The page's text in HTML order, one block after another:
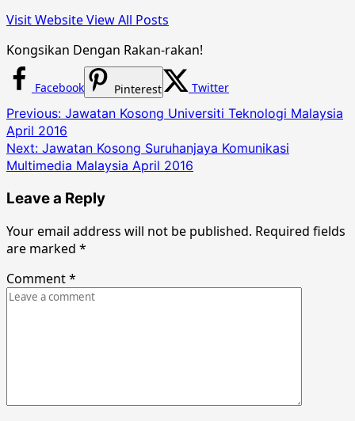
Visit WebsiteView All Posts
Kongsikan Dengan Rakan-rakan!
Facebook Pinterest Twitter
Post
navigation
Previous: Jawatan Kosong Universiti Teknologi Malaysia
April 2016
Next: Jawatan Kosong Suruhanjaya Komunikasi
Multimedia Malaysia April 2016
Leave a Reply
Your email address will not be published. Required fields
are marked *
Comment*